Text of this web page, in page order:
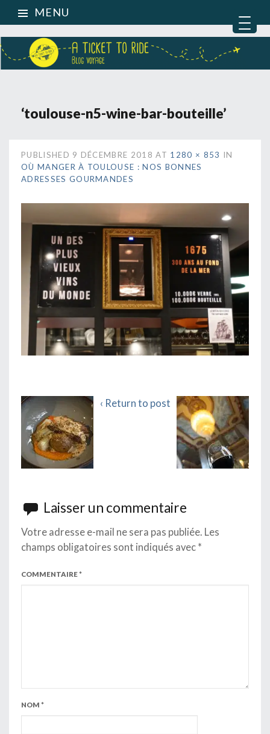
MENU
‘toulouse-n5-wine-bar-bouteille’
PUBLISHED 9 DÉCEMBRE 2018 AT 1280 × 853 IN
OÙ MANGER À TOULOUSE : NOS BONNES
ADRESSES GOURMANDES
‹ Return to post
Laisser un commentaire
Votre adresse e-mail ne sera pas publiée. Les
champs obligatoires sont indiqués avec *
COMMENTAIRE*
NOM *